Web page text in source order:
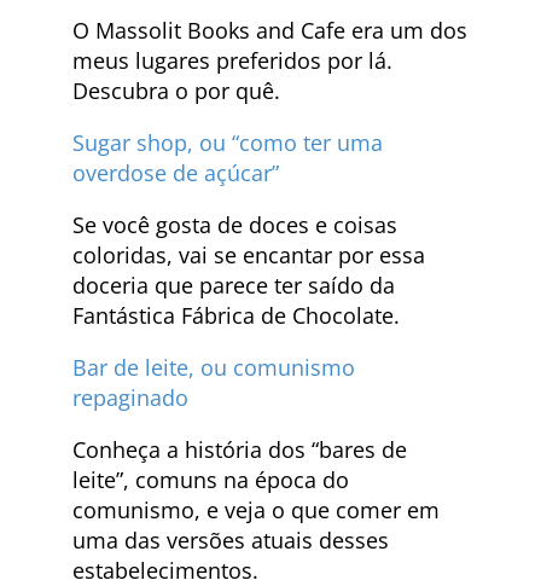
O Massolit Books and Cafe era um dos
meus lugares preferidos por lá.
Descubra o por quê.
Sugar shop, ou “como ter uma
overdose de açúcar”
Se você gosta de doces e coisas
coloridas, vai se encantar por essa
doceria que parece ter saído da
Fantástica Fábrica de Chocolate.
Bar de leite, ou comunismo
repaginado
Conheça a história dos “bares de
leite”, comuns na época do
comunismo, e veja o que comer em
uma das versões atuais desses
estabelecimentos.